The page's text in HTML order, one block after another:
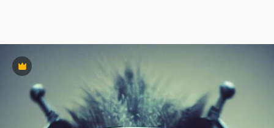
Premium